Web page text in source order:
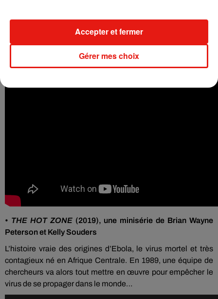
bande d’amis tente d’échapper à l’épidémie en rejoignant la
côte californienne. De nombreux dangers se mettront en
travers de leur route.
• THE HOT ZONE(2019), une minisérie de Brian Wayne
Peterson et Kelly Souders
L’histoire vraie des origines d’Ebola, le virus mortel et très
contagieux né en Afrique Centrale. En 1989, une équipe de
chercheurs va alors tout mettre en œuvre pour empêcher le
virus de se propager dans le monde…
Gérer mes choix
Accepter et fermer